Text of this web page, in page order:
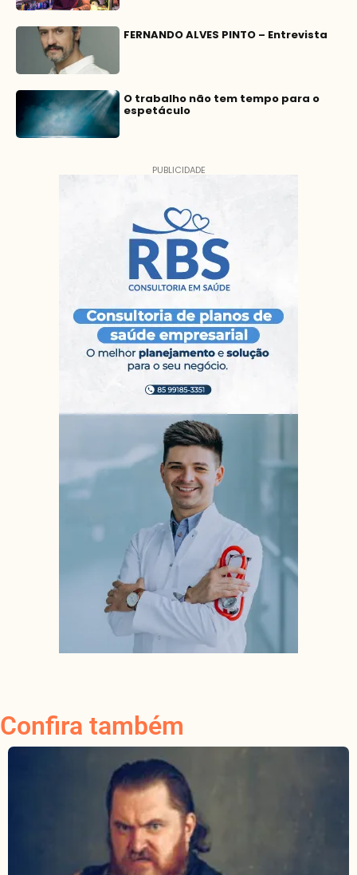
FERNANDO ALVES PINTO – Entrevista
O trabalho não tem tempo para o
espetáculo
PUBLICIDADE
Confira também